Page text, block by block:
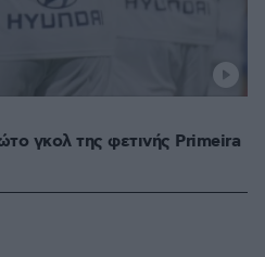
γκολ της φετινής Primeira